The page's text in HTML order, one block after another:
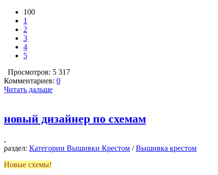
100
1
2
3
4
5
Просмотров: 5 317
Комментариев: 0
Читать дальше
новый дизайнер по схемам
,
раздел: Категории Вышивки Крестом /Вышивка крестом
Новые схемы!